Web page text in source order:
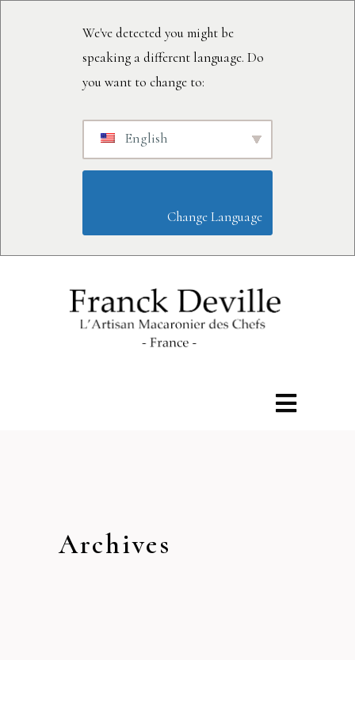
We've detected you might be
speaking a different language. Do
you want to change to:
English
Archives